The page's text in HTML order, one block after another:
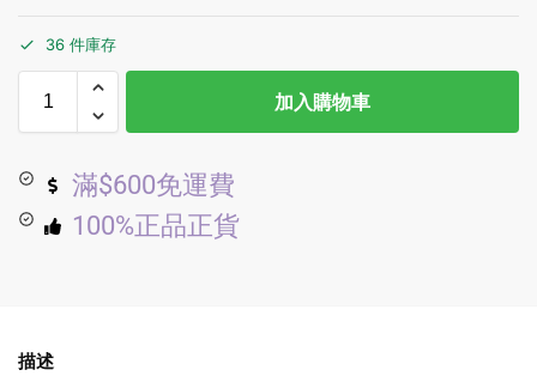
36 件庫存
加入購物車
滿$600免運費
100%正品正貨
描述